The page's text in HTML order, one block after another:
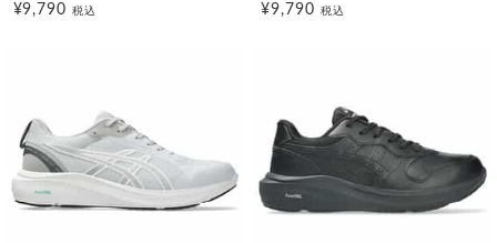
¥9,790税込 ¥9,790 税込